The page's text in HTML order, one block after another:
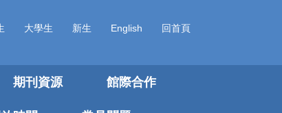
大學生 新生 English 回首頁
期刊資源 館際合作